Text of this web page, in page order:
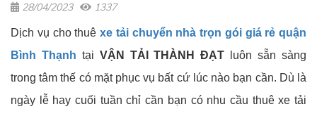
28/04/2023 1337
Dịch vụ cho thuê xe tải chuyển nhà trọn gói giá rẻ quận
Bình Thạnh tại VẬN TẢI THÀNH ĐẠT luôn sẵn sàng
trong tâm thế có mặt phục vụ bất cứ lúc nào bạn cần. Dù là
ngày lễ hay cuối tuần chỉ cần bạn có nhu cầu thuê xe tải